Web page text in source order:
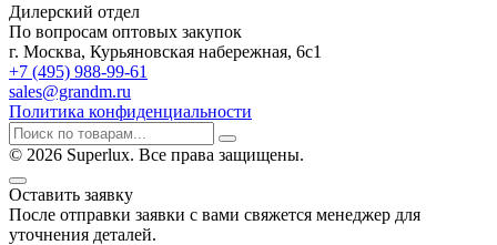
Дилерский отдел
По вопросам оптовых закупок
г. Москва, Курьяновская набережная, 6с1
+7 (495) 988-99-61
sales@grandm.ru
Политика конфиденциальности
© 2026 Superlux. Все права защищены.
Оставить заявку
После отправки заявки с вами свяжется менеджер для
уточнения деталей.